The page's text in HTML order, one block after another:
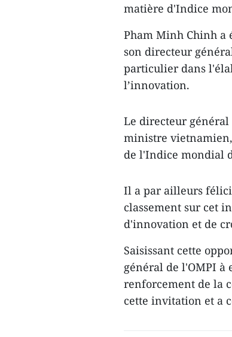
matière d'Indice
Pham Minh Chinh a
son directeur
particulier dans
l’innovation.
Le directeur
ministre
de l'Indice mondial
Il a par ailleurs
classement sur cet
d'innovation et de
Saisissant cette
général de l'OMPI
renforcement de la
cette invitation et a